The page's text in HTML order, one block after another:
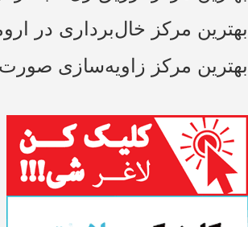
بهترین مرکز خال‌برداری در
بهترین مرکز زاویه‌سازی